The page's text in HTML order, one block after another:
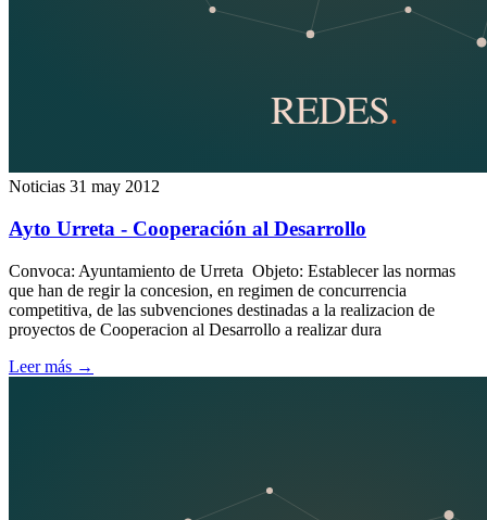
Noticias 31 may 2012
Ayto Urreta - Cooperación al Desarrollo
Convoca: Ayuntamiento de Urreta Objeto: Establecer las normas
que han de regir la concesion, en regimen de concurrencia
competitiva, de las subvenciones destinadas a la realizacion de
proyectos de Cooperacion al Desarrollo a realizar dura
Leer más →